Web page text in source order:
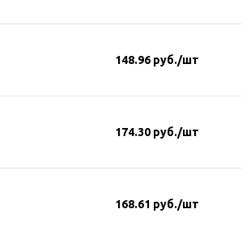
148.96 руб./шт
174.30 руб./шт
168.61 руб./шт